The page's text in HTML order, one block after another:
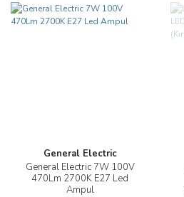
General Electric
General Electric 7W 100V
470Lm 2700K E27 Led
Ampul